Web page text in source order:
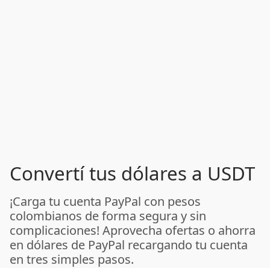
Convertí tus dólares a USDT
¡Carga tu cuenta PayPal con pesos
colombianos de forma segura y sin
complicaciones! Aprovecha ofertas o ahorra
en dólares de PayPal recargando tu cuenta
en tres simples pasos.